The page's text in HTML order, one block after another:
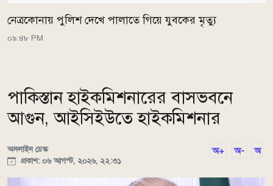
নেত্রকোনায় পুলিশ দেখে পালাতে গিয়ে যুবকের মৃত্যু
০৯:৪৮ PM
পাকিস্তান হাইকমিশনারের বাসভবনে
আগুন, আইসিইউতে হাইকমিশনার
অনলাইন ডেস্ক
প্রকাশ: ০৬ আগস্ট, ২০২৬, ২২:৩১
অ+ অ- অ